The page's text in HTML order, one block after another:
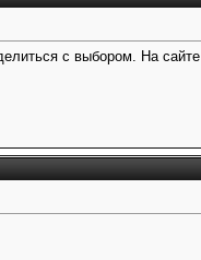
с выбором. На сайте